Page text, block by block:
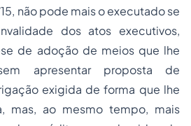
não pode mais o executado se
dos atos executivos,
de adoção de meios que lhe
apresentar proposta de
exigida de forma que lhe
mas, ao mesmo tempo, mais